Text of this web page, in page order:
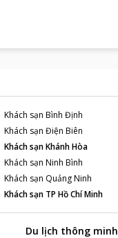
Khách sạn Bình Định
Khách sạn Điện Biên
Khách sạnKhánh Hòa
Khách sạn Ninh Bình
Khách sạn Quảng Ninh
Khách sạn TP Hồ Chí Minh
Du lịch thông minh